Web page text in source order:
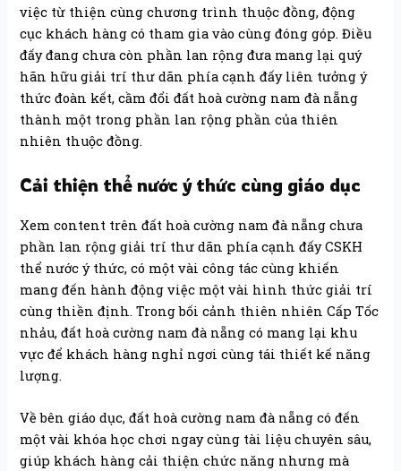
việc từ thiện cùng chương trình thuộc đồng, động
cục khách hàng có tham gia vào cùng đóng góp. Điều
đấy đang chưa còn phần lan rộng đưa mang lại quý
hãn hữu giải trí thư dãn phía cạnh đấy liên tưởng ý
thức đoàn kết, cầm đổi đất hoà cường nam đà nẵng
thành một trong phần lan rộng phần của thiên
nhiên thuộc đồng.
Cải thiện thể nước ý thức cùng giáo dục
Xem content trên đất hoà cường nam đà nẵng chưa
phần lan rộng giải trí thư dãn phía cạnh đấy CSKH
thể nước ý thức, có một vài công tác cùng khiến
mang đến hành động việc một vài hình thức giải trí
cùng thiền định. Trong bối cảnh thiên nhiên Cấp Tốc
nhảu, đất hoà cường nam đà nẵng có mang lại khu
vực để khách hàng nghỉ ngơi cùng tái thiết kế năng
lượng.
Về bên giáo dục, đất hoà cường nam đà nẵng có đến
một vài khóa học chơi ngay cùng tài liệu chuyên sâu,
giúp khách hàng cải thiện chức năng nhưng mà